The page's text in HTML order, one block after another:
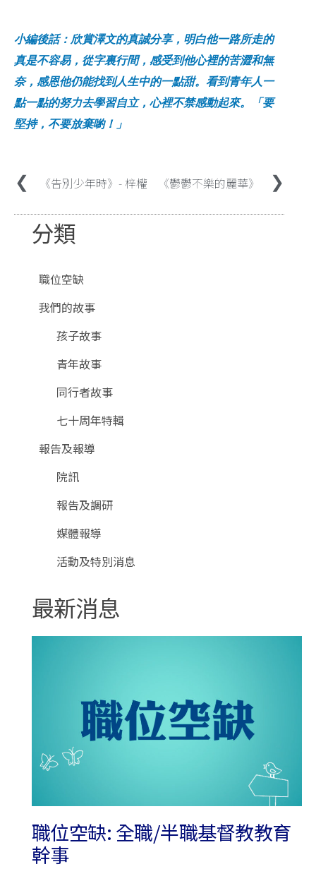
小編後話：欣賞澤文的真誠分享，明白他一路所走的
真是不容易，從字裏行間，感受到他心裡的苦澀和無
奈，感恩他仍能找到人生中的一點甜。看到青年人一
點一點的努力去學習自立，心裡不禁感動起來。「要
堅持，不要放棄喲！」
《鬱鬱不樂的麗華》
《告別少年時》- 梓權
分類
職位空缺
我們的故事
孩子故事
青年故事
同行者故事
七十周年特輯
報告及報導
院訊
報告及調研
媒體報導
活動及特別消息
最新消息
職位空缺: 全職/半職基督教教育
幹事